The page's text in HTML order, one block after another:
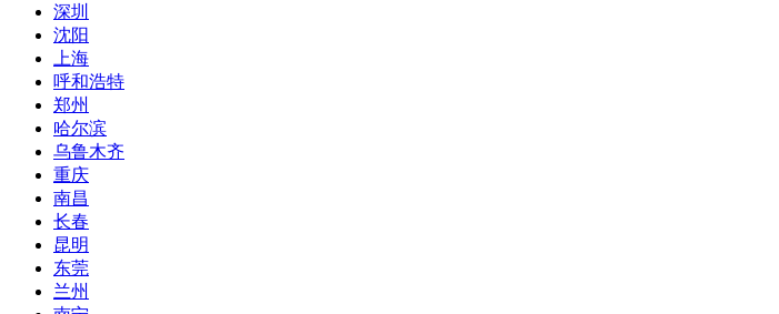
深圳
沈阳
上海
呼和浩特
郑州
哈尔滨
乌鲁木齐
重庆
南昌
长春
昆明
东莞
兰州